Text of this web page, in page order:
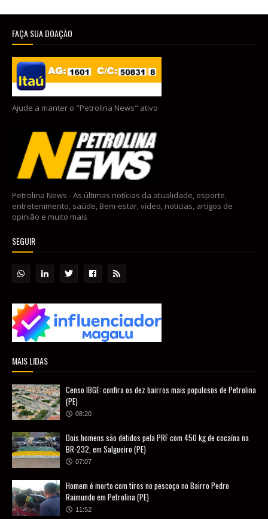
FAÇA SUA DOAÇÃO
Ajude a manter o "Petrolina News" ativo
Petrolina News - As últimas notícias da atualidade, esporte,
entretenimento, saúde, Bem-estar, vídeo, noticias, artigos de
opinião e muito mais
SEGUIR
MAIS LIDAS
Censo IBGE: confira os dez bairros mais populosos de Petrolina
(PE)
08:20
Dois homens são detidos pela PRF com 450 kg de cocaína na
BR-232, em Salgueiro (PE)
07:07
Homem é morto com tiros no pescoço no Bairro Pedro
Raimundo em Petrolina (PE)
11:52